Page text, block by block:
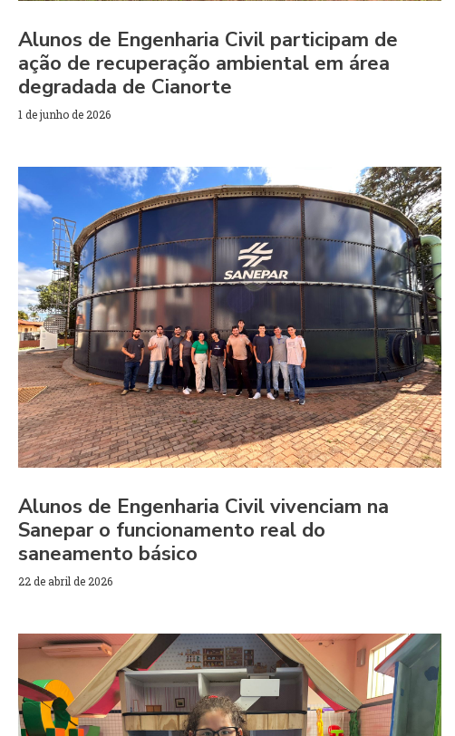
Alunos de Engenharia Civil participam de
ação de recuperação ambiental em área
degradada de Cianorte
1 de junho de 2026
Alunos de Engenharia Civil vivenciam na
Sanepar o funcionamento real do
saneamento básico
22 de abril de 2026